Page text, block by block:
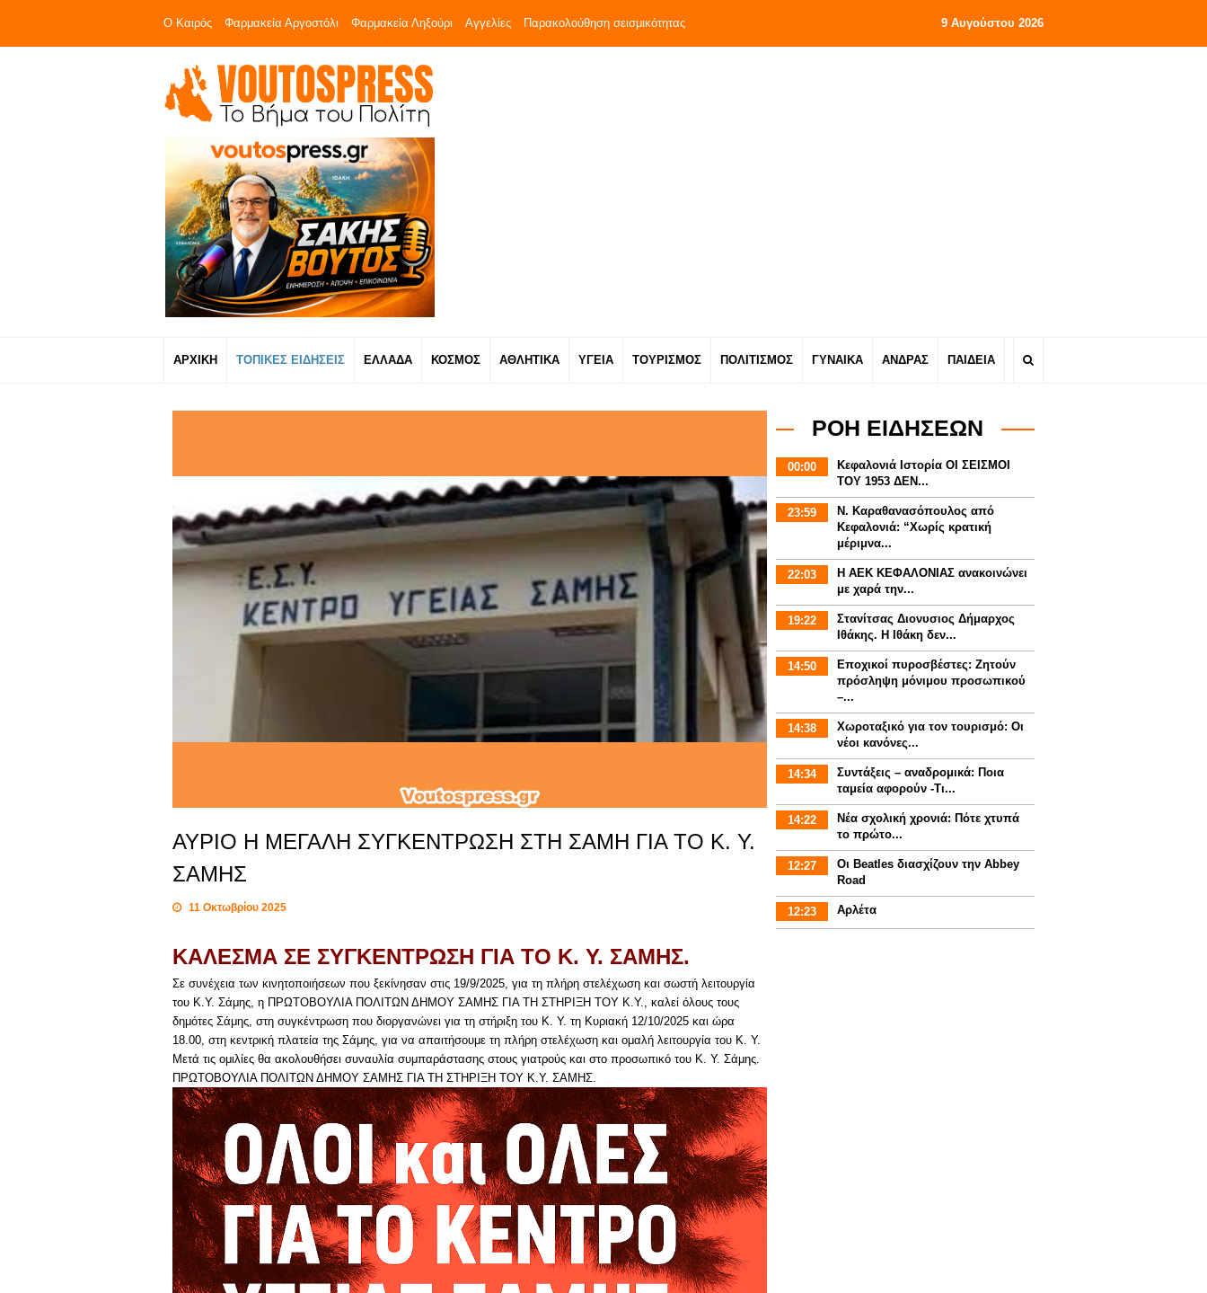
Ο Καιρός Φαρμακεία Αργοστόλι Φαρμακεία Ληξούρι Αγγελίες Παρακολούθηση σεισμικότητας 9 Αυγούστου 2026
ΑΡΧΙΚΗ ΤΟΠΙΚΕΣ ΕΙΔΗΣΕΙΣ ΕΛΛΑΔΑ ΚΟΣΜΟΣ ΑΘΛΗΤΙΚΑ ΥΓΕΙΑ ΤΟΥΡΙΣΜΟΣ ΠΟΛΙΤΙΣΜΟΣ ΓΥΝΑΙΚΑ ΑΝΔΡΑΣ ΠΑΙΔΕΙΑ
ΑΥΡΙΟ Η ΜΕΓΑΛΗ ΣΥΓΚΕΝΤΡΩΣΗ ΣΤΗ ΣΑΜΗ ΓΙΑ ΤΟ Κ. Υ.
ΣΑΜΗΣ
11 Οκτωβρίου 2025
ΚΑΛΕΣΜΑ ΣΕ ΣΥΓΚΕΝΤΡΩΣΗ ΓΙΑ ΤΟ Κ. Υ. ΣΑΜΗΣ.
Σε συνέχεια των κινητοποιήσεων που ξεκίνησαν στις 19/9/2025, για τη πλήρη στελέχωση και σωστή λειτουργία
του Κ.Υ. Σάμης, η ΠΡΩΤΟΒΟΥΛΙΑ ΠΟΛΙΤΩΝ ΔΗΜΟΥ ΣΑΜΗΣ ΓΙΑ ΤΗ ΣΤΗΡΙΞΗ ΤΟΥ Κ.Υ., καλεί όλους τους
δημότες Σάμης, στη συγκέντρωση που διοργανώνει για τη στήριξη του Κ. Υ. τη Κυριακή 12/10/2025 και ώρα
18.00, στη κεντρική πλατεία της Σάμης, για να απαιτήσουμε τη πλήρη στελέχωση και ομαλή λειτουργία του Κ. Υ.
Μετά τις ομιλίες θα ακολουθήσει συναυλία συμπαράστασης στους γιατρούς και στο προσωπικό του Κ. Υ. Σάμης.
ΠΡΩΤΟΒΟΥΛΙΑ ΠΟΛΙΤΩΝ ΔΗΜΟΥ ΣΑΜΗΣ ΓΙΑ ΤΗ ΣΤΗΡΙΞΗ ΤΟΥ Κ.Υ. ΣΑΜΗΣ.
ΡΟΗ ΕΙΔΗΣΕΩΝ
00:00
Κεφαλονιά Ιστορία ΟΙ ΣΕΙΣΜΟΙ
ΤΟΥ 1953 ΔΕΝ...
23:59
Ν. Καραθανασόπουλος από
Κεφαλονιά: “Χωρίς κρατική
μέριμνα...
22:03
Η ΑΕΚ ΚΕΦΑΛΟΝΙΑΣ ανακοινώνει
με χαρά την...
19:22
Στανίτσας Διονυσιος Δήμαρχος
Ιθάκης. Η Ιθάκη δεν...
14:50
Εποχικοί πυροσβέστες: Ζητούν
πρόσληψη μόνιμου προσωπικού
–...
14:38
Χωροταξικό για τον τουρισμό: Οι
νέοι κανόνες...
14:34
Συντάξεις – αναδρομικά: Ποια
ταμεία αφορούν -Τι...
14:22
Νέα σχολική χρονιά: Πότε χτυπά
το πρώτο...
12:27
Οι Beatles διασχίζουν την Abbey
Road
12:23 Αρλέτα